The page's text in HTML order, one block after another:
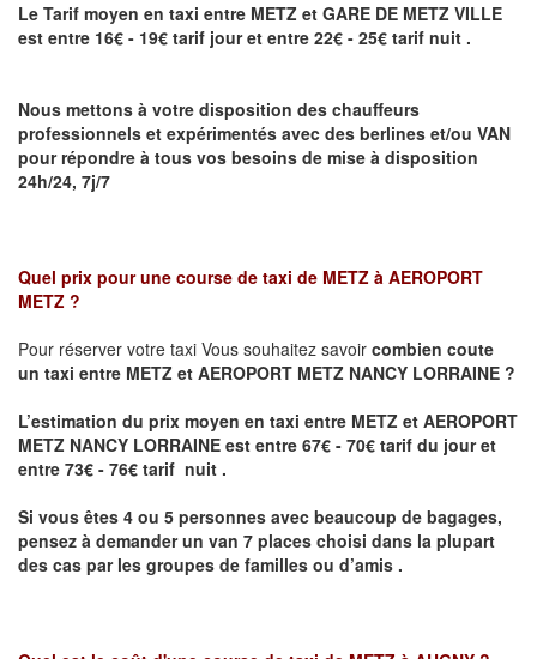
Le Tarif moyen en taxi entre METZ et GARE DE METZ VILLE
est entre 16€ - 19€ tarif jour et entre 22€ - 25€ tarif nuit .
Nous mettons à votre disposition des chauffeurs
professionnels et expérimentés avec des berlines et/ou VAN
pour répondre à tous vos besoins de mise à disposition
24h/24, 7j/7
Quel prix pour une course de taxi de METZ à AEROPORT
METZ ?
Pour réserver votre taxi Vous souhaitez savoir combien coute
un taxi entre METZ et AEROPORT METZ NANCY LORRAINE ?
L’estimation du prix moyen en taxi entre METZ et AEROPORT
METZ NANCY LORRAINE est entre 67€ - 70€ tarif du jour et
entre 73€ - 76€ tarif nuit .
Si vous êtes 4 ou 5 personnes avec beaucoup de bagages,
pensez à demander un van 7 places choisi dans la plupart
des cas par les groupes de familles ou d’amis .